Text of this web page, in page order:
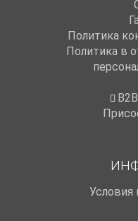
Политика
Политика в
Условия